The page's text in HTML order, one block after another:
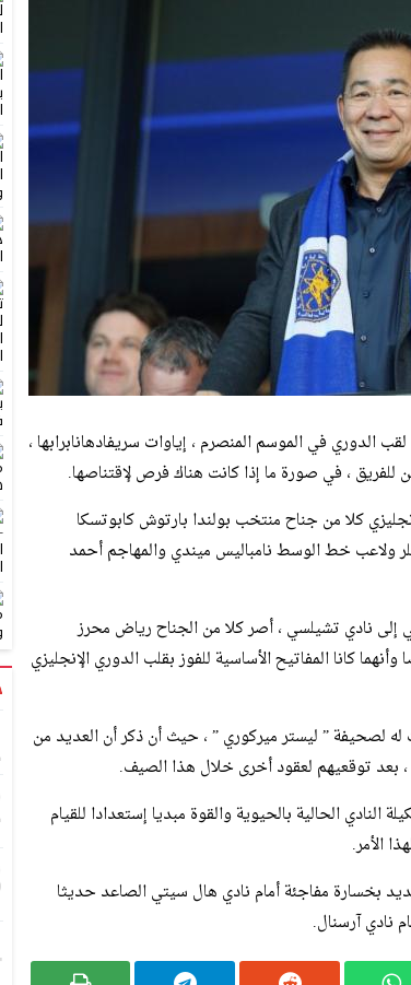
الدوري في الموسم المنصرم ، إياوات سريفادهانابرابها ،
للفريق ، في صورة ما إذا كانت هناك فرص لإقتناصها.
كلا من جناح منتخب بولندا بارتوش كابوتسكا
ولاعب خط الوسط نامباليس ميندي والمهاجم أحمد
إلى نادي تشيلسي ، أصر كلا من الجناح رياض محرز
كانا المفاتيح الأساسية للفوز بقلب الدوري الإنجليزي
لصحيفة ” ليستر ميركوري ” ، حيث أن ذكر أن العديد من
بعد توقعيهم لعقود أخرى خلال هذا الصيف.
النادي الحالية بالحيوية والقوة مبديا إستعدادا للقيام
الأمر.
بخسارة مفاجئة أمام نادي هال سيتي الصاعد حديثا
نادي آرسنال.